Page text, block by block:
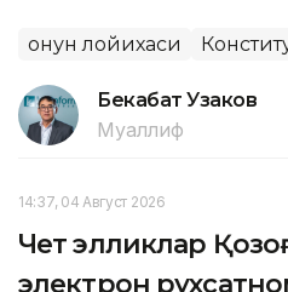
Қонун лойихаси
Бекабат Узаков
Муаллиф
14:37, 04 Август 2026
Чет элликлар
электрон